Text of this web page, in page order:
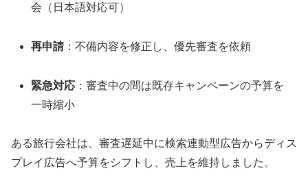
会（日本語対応可）
再申請：不備内容を修正し、優先審査を依頼
緊急対応 ：審査中の間は既存キャンペーンの予算を
一時縮小
ある旅行会社は、審査遅延中に検索連動型広告からディス
プレイ広告へ予算をシフトし、売上を維持しました。